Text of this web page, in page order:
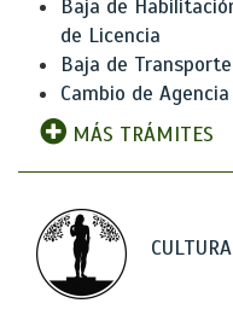
Baja de
de Licencia
Baja de
Cambio de
MÁS TRÁMITES